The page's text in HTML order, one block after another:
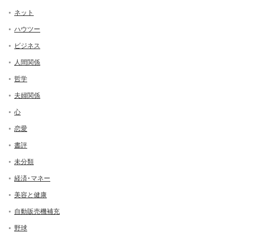
ネット
ハウツー
ビジネス
人間関係
哲学
夫婦関係
心
恋愛
書評
未分類
経済･マネー
美容と健康
自動販売機補充
野球